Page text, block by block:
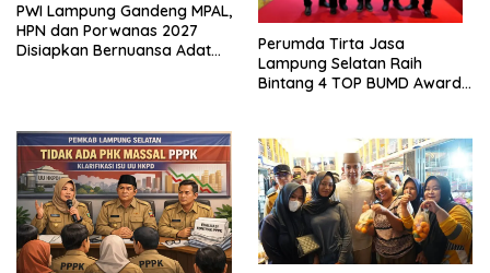
PWI Lampung Gandeng MPAL,
HPN dan Porwanas 2027
Disiapkan Bernuansa Adat
Perumda Tirta Jasa
Lampung Selatan Raih
Bintang 4 TOP BUMD Awards